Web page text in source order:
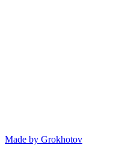
Made by Grokhotov